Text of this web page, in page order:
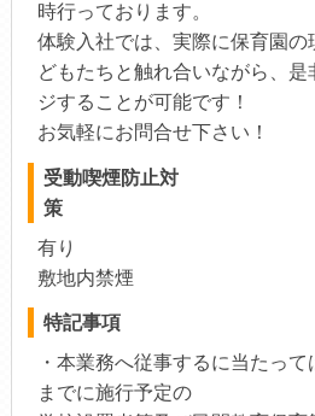
時行っております。
体験入社では、実際に保育園の
どもたちと触れ合いながら、
ジすることが可能です！
お気軽にお問合せ下さい！
受動喫煙防止対
策
有り
敷地内禁煙
特記事項
・本業務へ従事するに当たっ
までに施行予定の